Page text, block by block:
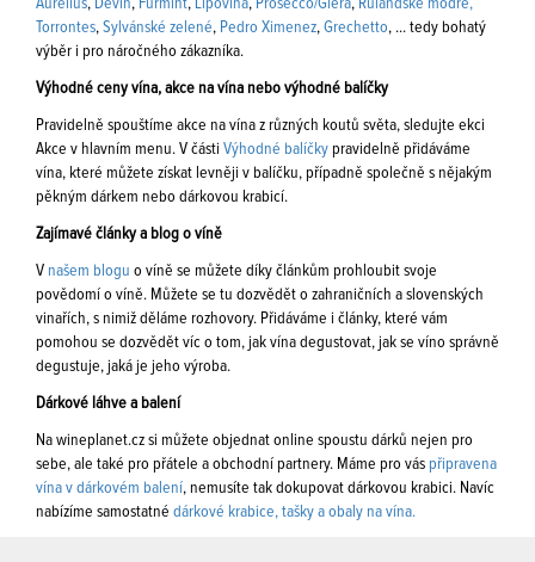
Aurelius, Devín, Furmint, Lipovina, Prosecco/Glera, Rulandské modré,
Torrontes, Sylvánské zelené, Pedro Ximenez, Grechetto, ... tedy bohatý
výběr i pro náročného zákazníka.
Výhodné ceny vína, akce na vína nebo výhodné balíčky
Pravidelně spouštíme akce na vína z různých koutů světa, sledujte ekci
Akce v hlavním menu. V části Výhodné balíčky pravidelně přidáváme
vína, které můžete získat levněji v balíčku, případně společně s nějakým
pěkným dárkem nebo dárkovou krabicí.
Zajímavé články a blog o víně
V našem blogu o víně se můžete díky článkům prohloubit svoje
povědomí o víně. Můžete se tu dozvědět o zahraničních a slovenských
vinařích, s nimiž děláme rozhovory. Přidáváme i články, které vám
pomohou se dozvědět víc o tom, jak vína degustovat, jak se víno správně
degustuje, jaká je jeho výroba.
Dárkové láhve a balení
Na wineplanet.cz si můžete objednat online spoustu dárků nejen pro
sebe, ale také pro přátele a obchodní partnery. Máme pro vás připravena
vína v dárkovém balení, nemusíte tak dokupovat dárkovou krabici. Navíc
nabízíme samostatné dárkové krabice, tašky a obaly na vína.